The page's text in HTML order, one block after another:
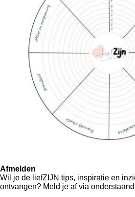
Afmelden
Wil je de liefZIJN tips, inspiratie en
ontvangen? Meld je af via